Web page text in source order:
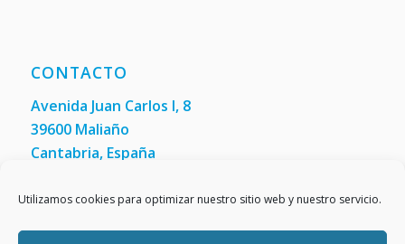
Utilizamos cookies para optimizar nuestro sitio web y nuestro servicio.
CONTACTO
Avenida Juan Carlos I, 8
39600 Maliaño
Cantabria, España
Fax:(+34) 942 200 148